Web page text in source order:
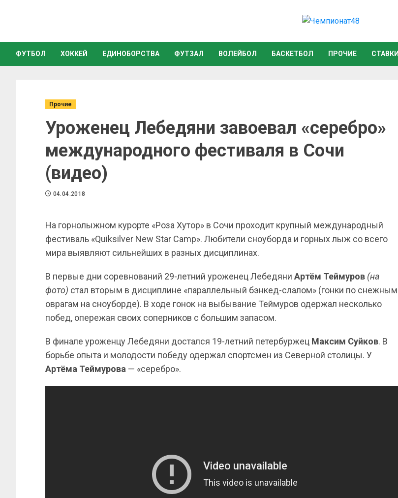
ФУТБОЛ ХОККЕЙ ЕДИНОБОРСТВА ФУТЗАЛ ВОЛЕЙБОЛ БАСКЕТБОЛ ПРОЧИЕ СТАВКИ
Прочие
Уроженец Лебедяни завоевал «серебро»
международного фестиваля в Сочи
(видео)
04.04.2018
На горнолыжном курорте «Роза Хутор» в Сочи проходит крупный международный
фестиваль «Quiksilver New Star Camp». Любители сноуборда и горных лыж со всего
мира выявляют сильнейших в разных дисциплинах.
В первые дни соревнований 29-летний уроженец Лебедяни Артём Теймуров (на
фото) стал вторым в дисциплине «параллельный бэнкед-слалом» (гонки по снежным
оврагам на сноуборде). В ходе гонок на выбывание Теймуров одержал несколько
побед, опережая своих соперников с большим запасом.
В финале уроженцу Лебедяни достался 19-летний петербуржец Максим Суйков. В
борьбе опыта и молодости победу одержал спортсмен из Северной столицы. У
Артёма Теймурова — «серебро».